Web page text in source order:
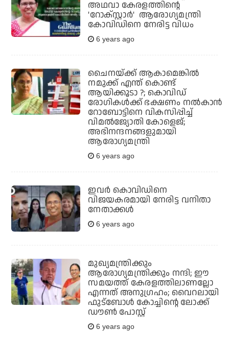
അഥവാ കേരളത്തിന്റെ
'റോക്സ്റ്റാര്‍' ആരോഗ്യമന്ത്രി
കോവിഡിനെ നേരിട്ട വിധം
6 years ago
ചൈനയ്ക്ക് ആകാമെങ്കില്‍
നമുക്ക് എന്ത് കൊണ്ട്
ആയിക്കൂടാ ?; കൊവിഡ്
രോഗികള്‍ക്ക് ഭക്ഷണം നല്‍കാന്‍
റോബോട്ടിനെ വികസിപ്പിച്ച്
വിമല്‍ജ്യോതി കോളെജ്;
അഭിനന്ദനങ്ങളുമായി
ആരോഗ്യമന്ത്രി
6 years ago
ഇവര്‍ കൊവിഡിനെ
വിജയകരമായി നേരിട്ട വനിതാ
നേതാക്കള്‍
6 years ago
മുഖ്യമന്ത്രിക്കും
ആരോഗ്യമന്ത്രിക്കും നന്ദി; ഈ
സമയത്ത് കേരളത്തിലാണല്ലോ
എന്നത് അനുഗ്രഹം; വൈറലായി
ഫുട്‌ബോള്‍ കോച്ചിന്റെ ലോക്ക്
ഡൗണ്‍ പോസ്റ്റ്
6 years ago